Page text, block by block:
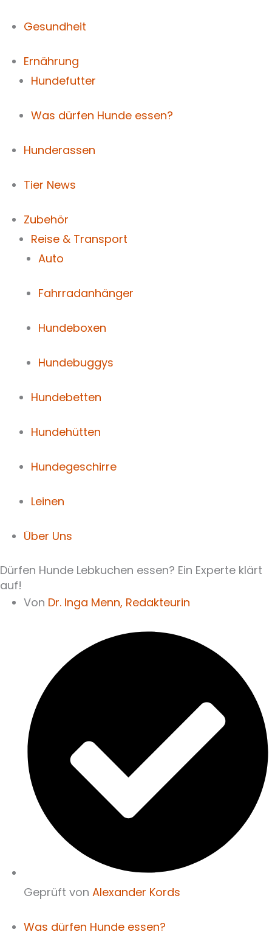
Gesundheit
Ernährung
Hundefutter
Was dürfen Hunde essen?
Hunderassen
Tier News
Zubehör
Reise & Transport
Auto
Fahrradanhänger
Hundeboxen
Hundebuggys
Hundebetten
Hundehütten
Hundegeschirre
Leinen
Über Uns
Dürfen Hunde Lebkuchen essen? Ein Experte klärt
auf!
Von Dr. Inga Menn, Redakteurin
Geprüft von Alexander Kords
Was dürfen Hunde essen?